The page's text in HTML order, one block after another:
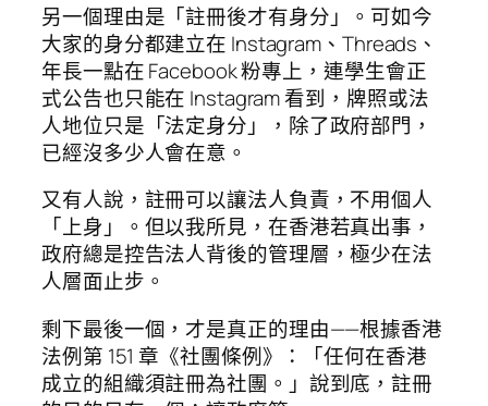
另一個理由是「註冊後才有身分」。可如今
大家的身分都建立在 Instagram、Threads、
年長一點在 Facebook 粉專上，連學生會正
式公告也只能在 Instagram 看到，牌照或法
人地位只是「法定身分」，除了政府部門，
已經沒多少人會在意。
又有人說，註冊可以讓法人負責，不用個人
「上身」。但以我所見，在香港若真出事，
政府總是控告法人背後的管理層，極少在法
人層面止步。
剩下最後一個，才是真正的理由——根據香港
法例第 151 章《社團條例》：「任何在香港
成立的組織須註冊為社團。」說到底，註冊